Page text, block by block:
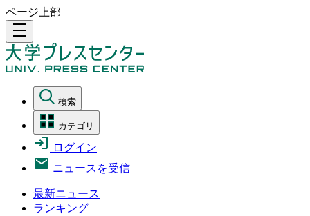
ページ上部
density_medium
検索
カテゴリ
ログイン
ニュースを受信
最新ニュース
ランキング